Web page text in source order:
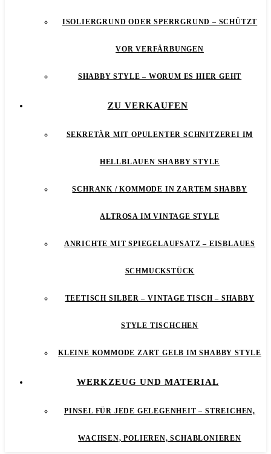
ISOLIERGRUND ODER SPERRGRUND – SCHÜTZT
VOR VERFÄRBUNGEN
SHABBY STYLE – WORUM ES HIER GEHT
ZU VERKAUFEN
SEKRETÄR MIT OPULENTER SCHNITZEREI IM
HELLBLAUEN SHABBY STYLE
SCHRANK / KOMMODE IN ZARTEM SHABBY
ALTROSA IM VINTAGE STYLE
ANRICHTE MIT SPIEGELAUFSATZ – EISBLAUES
SCHMUCKSTÜCK
TEETISCH SILBER – VINTAGE TISCH – SHABBY
STYLE TISCHCHEN
KLEINE KOMMODE ZART GELB IM SHABBY STYLE
WERKZEUG UND MATERIAL
PINSEL FÜR JEDE GELEGENHEIT – STREICHEN,
WACHSEN, POLIEREN, SCHABLONIEREN